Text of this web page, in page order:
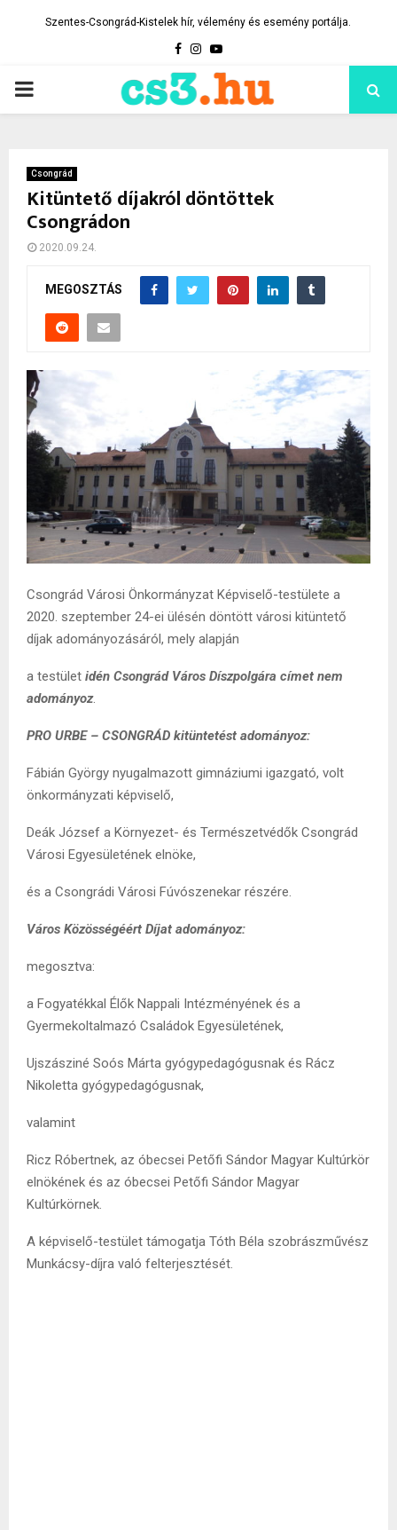
Szentes-Csongrád-Kistelek hír, vélemény és esemény portálja.
Facebook
Instagram
Youtube
PRIMARY
Csongrád
Kitüntető díjakról döntöttek
Csongrádon
2020.09.24.
MEGOSZTÁS
Csongrád Városi Önkormányzat Képviselő-testülete a
2020. szeptember 24-ei ülésén döntött városi kitüntető
díjak adományozásáról, mely alapján
a testület idén Csongrád Város Díszpolgára címet nem
adományoz.
PRO URBE – CSONGRÁD kitüntetést adományoz:
Fábián György nyugalmazott gimnáziumi igazgató, volt
önkormányzati képviselő,
Deák József a Környezet- és Természetvédők Csongrád
Városi Egyesületének elnöke,
és a Csongrádi Városi Fúvószenekar részére.
Város Közösségéért Díjat adományoz:
megosztva:
a Fogyatékkal Élők Nappali Intézményének és a
Gyermekoltalmazó Családok Egyesületének,
Ujszásziné Soós Márta gyógypedagógusnak és Rácz
Nikoletta gyógypedagógusnak,
valamint
Ricz Róbertnek, az óbecsei Petőfi Sándor Magyar Kultúrkör
elnökének és az óbecsei Petőfi Sándor Magyar
Kultúrkörnek.
A képviselő-testület támogatja Tóth Béla szobrászművész
Munkácsy-díjra való felterjesztését.